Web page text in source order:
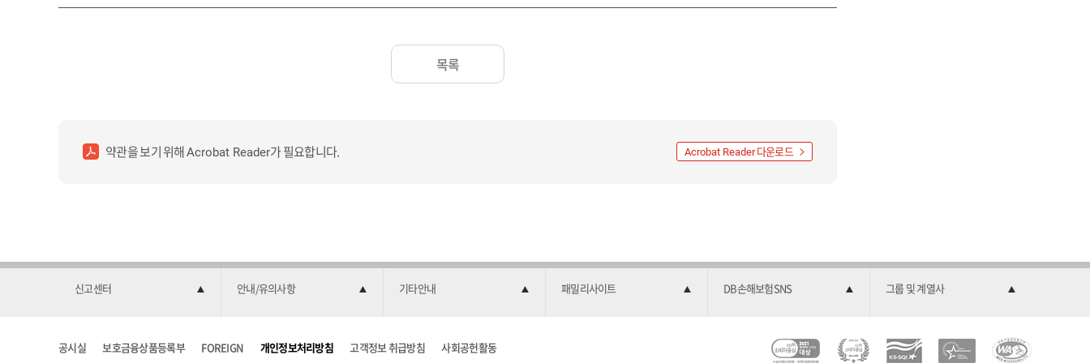
목록
약관을 보기 위해Acrobat Reader가 필요합니다. Acrobat Reader다운로드
신고센터 안내/유의사항 기타안내 패밀리사이트 DB손해보험SNS 그룹 및 계열사
공시실 보호금융상품등록부 FOREIGN 개인정보처리방침 고객정보 취급방침 사회공헌활동
C
소
2
한
과